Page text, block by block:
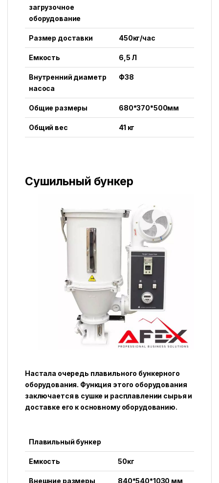
загрузочное
оборудование
Размер доставки 450кг/час
Емкость 6,5 Л
Внутренний диаметр
насоса
Ф38
Общие размеры 680*370*500мм
Общий вес 41 кг
Сушильный бункер
Настала очередь плавильного бункерного
оборудования. Функция этого оборудования
заключается в сушке и расплавлении сырья и
доставке его к основному оборудованию.
Плавильный бункер
Емкость 50кг
Внешние размеры 840*540*1030 мм